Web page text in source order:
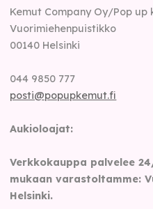
Kemut Company Oy/Pop up
Vuorimiehenpuistikko
00140 Helsinki
044 9850 777
posti@popupkemut.fi
Aukioloajat:
Verkkokauppa palvelee
mukaan varastoltamme:
Helsinki.